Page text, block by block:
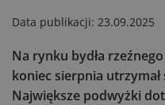
Data publikacji: 23.09.2025
Na rynku bydła
koniec sierpnia
Największe podwyżki